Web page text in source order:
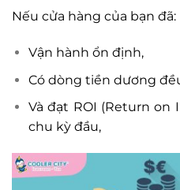
Nếu cửa hàng của bạn đã:
Vận hành ổn định,
Có dòng tiền dương
Và đạt ROI (Return on
chu kỳ đầu,